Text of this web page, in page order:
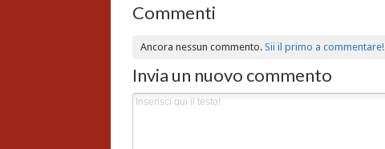
Commenti
Ancora nessun commento.Sii il primo a commentare!
Invia un nuovo commento